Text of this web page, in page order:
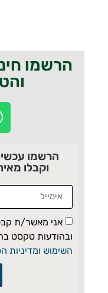
הרשמו
הרשמו
וקבלו
אני מאשר/ת
ובהודעות טקסט
השימוש ומדיניות